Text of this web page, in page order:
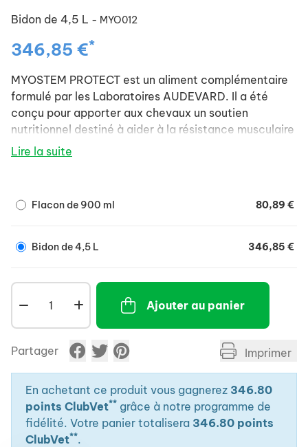
Bidon de 4,5 L - MYO012
346,85 €*
MYOSTEM PROTECT est un aliment complémentaire
formulé par les Laboratoires AUDEVARD. Il a été
conçu pour apporter aux chevaux un soutien
nutritionnel destiné à aider à la résistance musculaire
du cheval athlète (anti-oxydants, acides aminés...).
l'organisme du cheval et des anti-oxydants
E et le sélénium.
Lire la suite
Flacon de 900 ml 80,89 €
Bidon de 4,5 L 346,85 €
Ajouter au panier
Partager Imprimer
En achetant ce produit vous gagnerez 346.80
points ClubVet** grâce à notre programme de
fidélité. Votre panier totalisera 346.80 points
ClubVet**.